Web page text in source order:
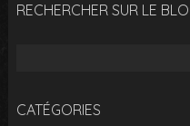
RECHERCHER SUR LE
CATÉGORIES